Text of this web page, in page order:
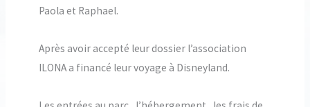
Paola et Raphael.
Après avoir accepté leur dossier l’association
ILONA a financé leur voyage à Disneyland.